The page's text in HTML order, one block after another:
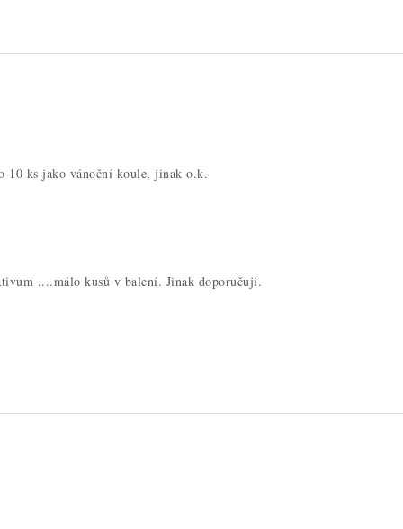
10 ks jako vánoční koule, jinak o.k.
....málo kusů v balení. Jinak doporučuji.